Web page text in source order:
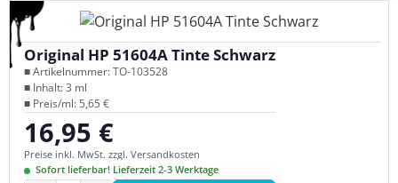
Original HP 51604A Tinte Schwarz
■ Artikelnummer: TO-103528
■ Inhalt: 3 ml
■ Preis/ml: 5,65 €
Regulärer Preis:
16,95 €
Preise inkl. MwSt. zzgl. Versandkosten
Sofort lieferbar! Lieferzeit 2-3 Werktage